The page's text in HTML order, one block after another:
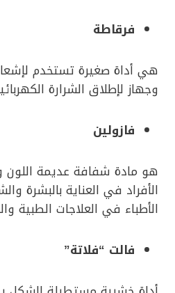
فرقاطة
هي أداة صغيرة تستخدم
وجهاز لإطلاق الشرارة
فازولين
هو مادة شفافة عديمة اللون
الأفراد في العناية بالبشرة
الأطباء في العلاجات الطبية
فالت “فلاتة”